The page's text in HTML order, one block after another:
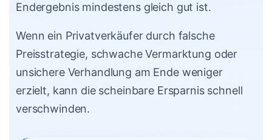
Endergebnis mindestens gleich gut ist.
Wenn ein Privatverkäufer durch falsche
Preisstrategie, schwache Vermarktung oder
unsichere Verhandlung am Ende weniger
erzielt, kann die scheinbare Ersparnis schnell
verschwinden.